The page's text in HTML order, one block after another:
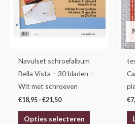
Navulset schroefalbum
Bella Vista – 30 bladen –
Wit met schroeven
€18,95 - €21,50
Opties selecteren
variaties.
Deze
optie
gekozen
productpagina
€